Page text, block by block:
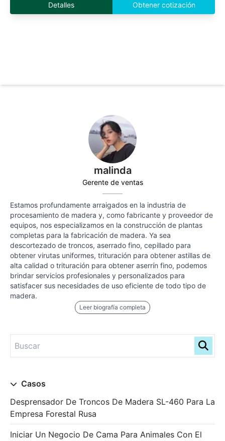
malinda
Gerente de ventas
Estamos profundamente arraigados en la industria de
procesamiento de madera y, como fabricante y proveedor de
equipos, nos especializamos en la construcción de plantas
completas para la fabricación de madera. Ya sea
descortezado de troncos, aserrado fino, cepillado para
obtener virutas uniformes, trituración para obtener astillas de
alta calidad o trituración para obtener aserrín fino, podemos
brindar servicios profesionales y personalizados para
satisfacer sus necesidades de uso eficiente de todo tipo de
madera.
Leer biografía completa
Casos
Desprensador De Troncos De Madera SL-460 Para La
Empresa Forestal Rusa
Iniciar Un Negocio De Cama Para Animales Con El
Detalles Obtener cotización